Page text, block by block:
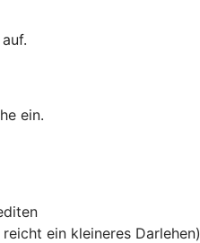
ein.
ein kleineres Darlehen)